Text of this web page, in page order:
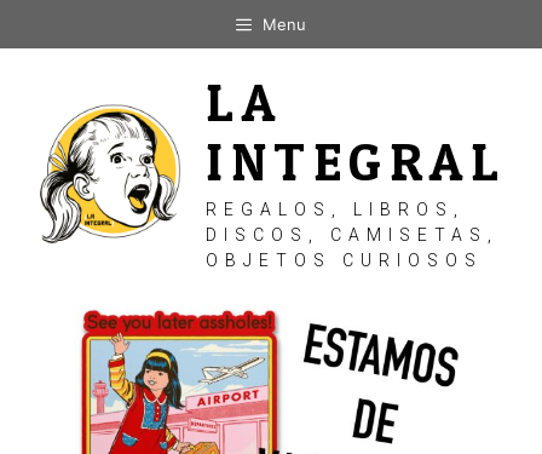
al
Menu
LA
INTEGRAL
REGALOS, LIBROS,
DISCOS, CAMISETAS,
OBJETOS CURIOSOS